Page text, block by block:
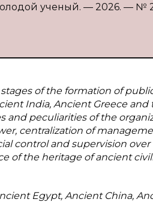
ученый. — 2026. — №
of the formation of
India, Ancient Greece
and peculiarities of the
centralization of
control and supervision over
of the heritage of ancient
Egypt, Ancient China,